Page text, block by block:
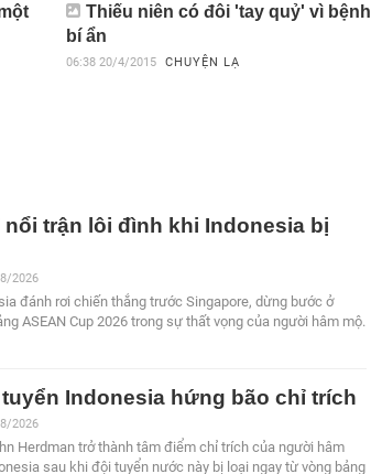
Thiếu niên có đôi 'tay quỷ' vì bệnh
bí ẩn
06:38 20/4/2015 CHUYỆN LẠ
nổi trận lôi đình khi Indonesia bị
2026
đánh rơi chiến thắng trước Singapore, dừng bước ở
ASEAN Cup 2026 trong sự thất vọng của người hâm mộ.
tuyển Indonesia hứng bão chỉ trích
2026
Herdman trở thành tâm điểm chỉ trích của người hâm
sau khi đội tuyển nước này bị loại ngay từ vòng bảng